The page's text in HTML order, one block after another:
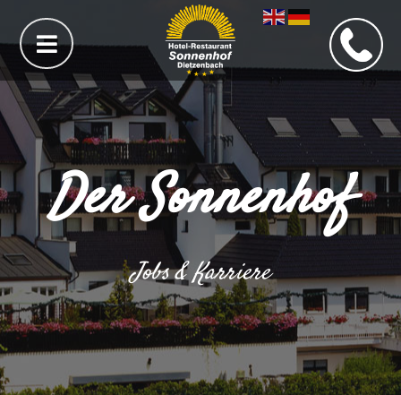
Der Sonnenhof
Jobs & Karriere